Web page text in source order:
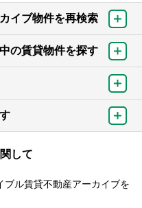
イブ物件を再検索
の賃貸物件を探す
して
ル賃貸不動産アーカイブを